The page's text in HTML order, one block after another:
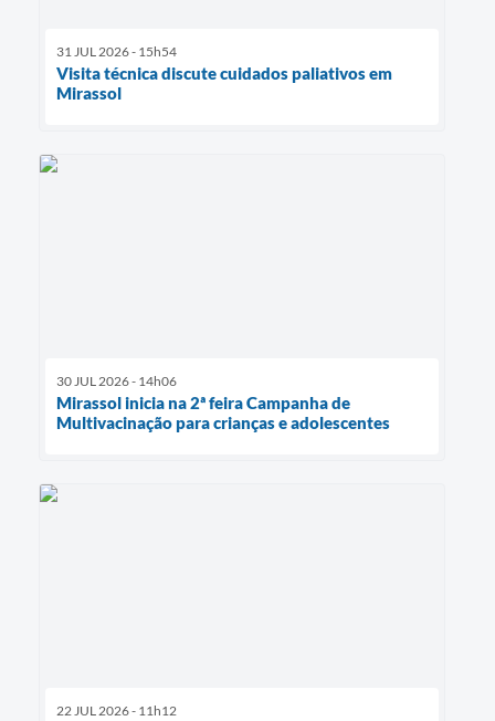
31 JUL 2026 - 15h54
Visita técnica discute cuidados paliativos em
Mirassol
30 JUL 2026 - 14h06
Mirassol inicia na 2ª feira Campanha de
Multivacinação para crianças e adolescentes
22 JUL 2026 - 11h12